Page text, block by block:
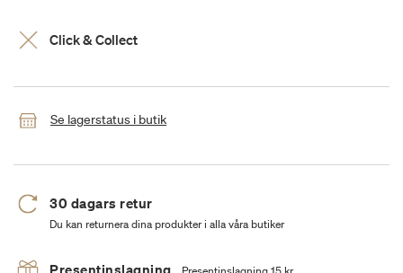
Click & Collect
Se lagerstatus i butik
30 dagars retur
Du kan returnera dina produkter i alla våra butiker